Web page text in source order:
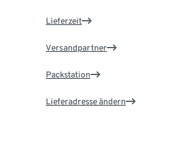
Lieferzeit
Versandpartner
Packstation
Lieferadresse ändern